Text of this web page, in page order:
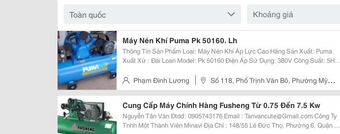
Khoảng giá
Máy Nén Khí Puma Pk 50160. Lh
Thông Tin Sản Phẩm Loại: Máy Nén Khí Áp Lực Cao Hãng Sản Xuất: Puma
Xuất Xứ : Đài Loan Model: Pk 50160 Điện Áp Sử Dụng: 380V Công Suất: 5Hp
Phạm Đình Lương
Số 118, Phố Trịnh Văn Bô, Phường Mỹ
Đình, Quận Nam Từ Liêm, Hà Nội.
Cung Cấp Máy Chính Hàng Fusheng Từ 0.75 Đến 7.5 Kw
Nguyễn Tân Văn Đtdđ: 0905743176 Email : Tanvancute@Gmail.com Công Ty
Tnhh Một Thành Viên Minavi Địa Chỉ : 148/55 Lê Đức Thọ, Phường 6, Quận Gò